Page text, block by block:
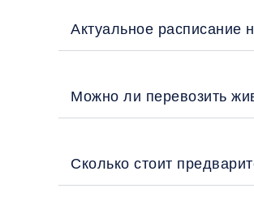
Актуальное расписание
Можно ли перевозить
Сколько стоит